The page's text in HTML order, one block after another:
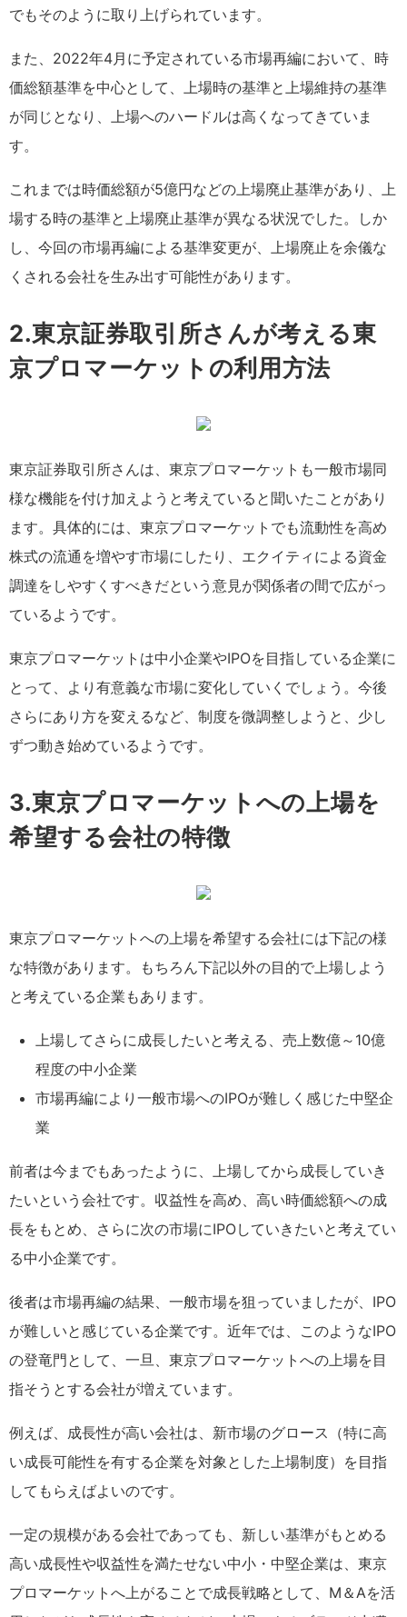
でもそのように取り上げられています。
また、2022年4月に予定されている市場再編において、時
価総額基準を中心として、上場時の基準と上場維持の基準
が同じとなり、上場へのハードルは高くなってきていま
す。
これまでは時価総額が5億円などの上場廃止基準があり、上
場する時の基準と上場廃止基準が異なる状況でした。しか
し、今回の市場再編による基準変更が、上場廃止を余儀な
くされる会社を生み出す可能性があります。
2.東京証券取引所さんが考える東
京プロマーケットの利用方法
東京証券取引所さんは、東京プロマーケットも一般市場同
様な機能を付け加えようと考えていると聞いたことがあり
ます。具体的には、東京プロマーケットでも流動性を高め
株式の流通を増やす市場にしたり、エクイティによる資金
調達をしやすくすべきだという意見が関係者の間で広がっ
ているようです。
東京プロマーケットは中小企業やIPOを目指している企業に
とって、より有意義な市場に変化していくでしょう。今後
さらにあり方を変えるなど、制度を微調整しようと、少し
ずつ動き始めているようです。
3.東京プロマーケットへの上場を
希望する会社の特徴
東京プロマーケットへの上場を希望する会社には下記の様
な特徴があります。もちろん下記以外の目的で上場しよう
と考えている企業もあります。
上場してさらに成長したいと考える、売上数億～10億
程度の中小企業
市場再編により一般市場へのIPOが難しく感じた中堅企
業
前者は今までもあったように、上場してから成長していき
たいという会社です。収益性を高め、高い時価総額への成
長をもとめ、さらに次の市場にIPOしていきたいと考えてい
る中小企業です。
後者は市場再編の結果、一般市場を狙っていましたが、IPO
が難しいと感じている企業です。近年では、このようなIPO
の登竜門として、一旦、東京プロマーケットへの上場を目
指そうとする会社が増えています。
例えば、成長性が高い会社は、新市場のグロース（特に高
い成長可能性を有する企業を対象とした上場制度）を目指
してもらえばよいのです。
一定の規模がある会社であっても、新しい基準がもとめる
高い成長性や収益性を満たせない中小・中堅企業は、東京
プロマーケットへ上がることで成長戦略として、M＆Aを活